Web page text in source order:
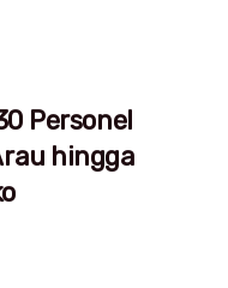
Personel
hingga